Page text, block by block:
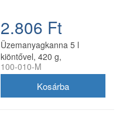
2.806 Ft
Üzemanyagkanna 5 l
kiöntővel, 420 g,
utángyártott
100-010-M